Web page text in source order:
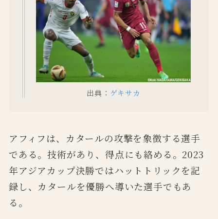
出典： ゲキサカ
アフィフは、カタールの攻撃を象徴する選手
である。技術があり、得点にも絡める。2023
年アジアカップ決勝ではハットトリックを記
録し、カタールを優勝へ導いた選手でもあ
る。